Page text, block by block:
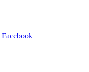
Facebook